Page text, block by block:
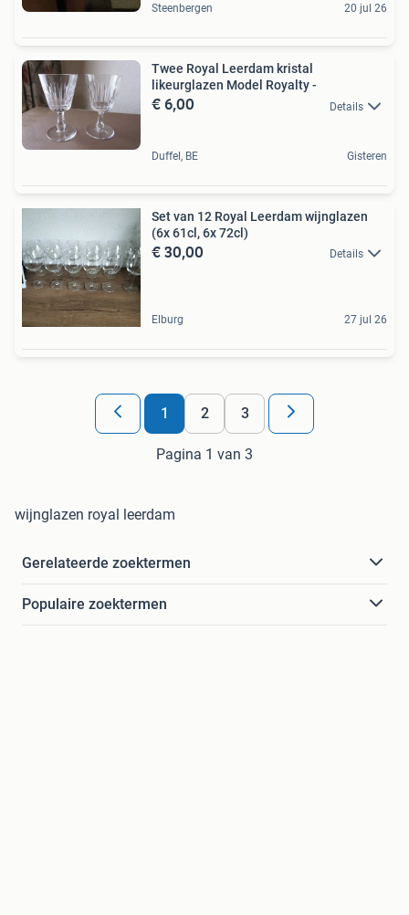
Steenbergen 20 jul 26
Twee Royal Leerdam kristal
likeurglazen Model Royalty -
€ 6,00 Details
Duffel, BE Gisteren
Set van 12 Royal Leerdam wijnglazen
(6x 61cl, 6x 72cl)
€ 30,00 Details
Elburg 27 jul 26
1 2 3
Pagina 1 van 3
wijnglazen royal leerdam
Gerelateerde zoektermen
Populaire zoektermen